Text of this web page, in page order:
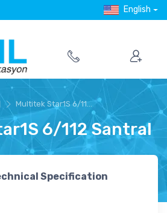
English
Multitek Star1S 6/11...
6/112 Santral
Specification